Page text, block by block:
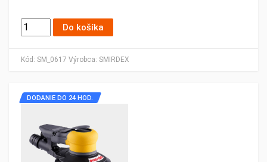
Kód: SM_0617 Výrobca: SMIRDEX
Do košíka
DODANIE DO 24 HOD.